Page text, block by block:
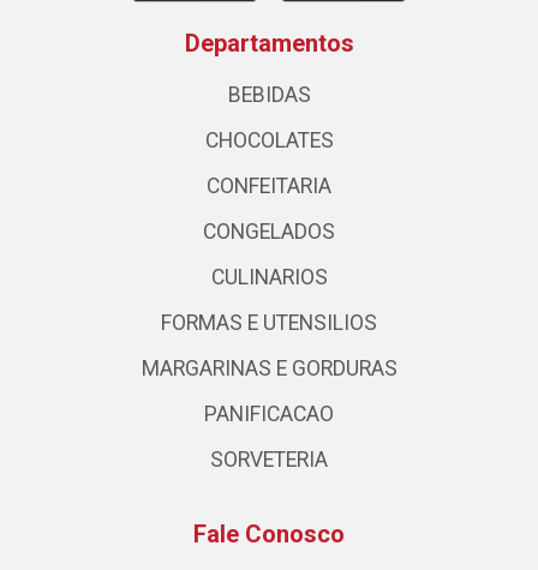
Departamentos
BEBIDAS
CHOCOLATES
CONFEITARIA
CONGELADOS
CULINARIOS
FORMAS E UTENSILIOS
MARGARINAS E GORDURAS
PANIFICACAO
SORVETERIA
Fale Conosco